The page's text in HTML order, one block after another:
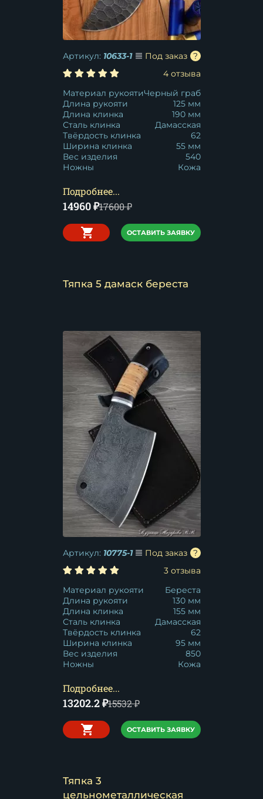
Артикул: 10633-1
Под заказ
4 отзыва
Материал рукоятиЧерный граб
Длина рукояти
125 мм
Длина клинка
190 мм
Сталь клинка
Дамасская
Твёрдость клинка
62
Ширина клинка
55 мм
Вес изделия
540
Ножны
Кожа
Подробнее...
14960₽17600₽
ОСТАВИТЬ ЗАЯВКУ
Тяпка 5 дамаск береста
Артикул: 10775-1
Под заказ
3 отзыва
Материал рукояти
Береста
Длина рукояти
130 мм
Длина клинка
155 мм
Сталь клинка
Дамасская
Твёрдость клинка
62
Ширина клинка
95 мм
Вес изделия
850
Ножны
Кожа
Подробнее...
13202.2₽15532₽
ОСТАВИТЬ ЗАЯВКУ
Тяпка 3
цельнометаллическая